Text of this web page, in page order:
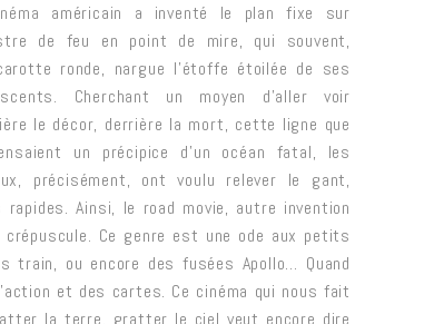
américain a inventé le plan fixe sur
de feu en point de mire, qui souvent,
ronde, nargue l’étoffe étoilée de ses
Cherchant un moyen d’aller voir
le décor, derrière la mort, cette ligne que
un précipice d’un océan fatal, les
précisément, ont voulu relever le gant,
Ainsi, le road movie, autre invention
Ce genre est une ode aux petits
ou encore des fusées Apollo… Quand
et des cartes. Ce cinéma qui nous fait
la terre, gratter le ciel veut encore dire